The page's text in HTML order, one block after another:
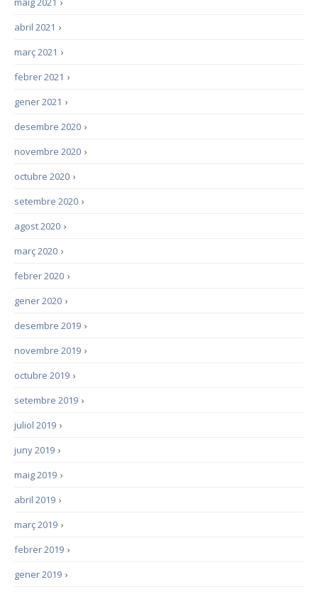
›
abril 2021
›
març 2021
›
febrer 2021
›
gener 2021
›
desembre 2020
›
novembre 2020
›
octubre 2020
›
setembre 2020
›
agost 2020
›
març 2020
›
febrer 2020
›
gener 2020
›
desembre 2019
›
novembre 2019
›
octubre 2019
›
setembre 2019
›
juliol 2019
›
juny 2019
›
maig 2019
›
abril 2019
›
març 2019
›
febrer 2019
›
gener 2019